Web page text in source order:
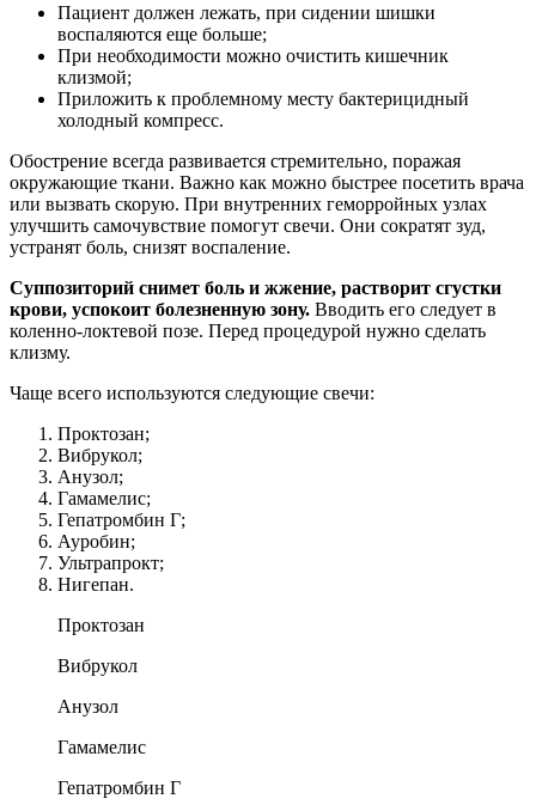
Пациент должен лежать, при сидении шишки
воспаляются еще больше;
При необходимости можно очистить кишечник
клизмой;
Приложить к проблемному месту бактерицидный
холодный компресс.
Обострение всегда развивается стремительно, поражая
окружающие ткани. Важно как можно быстрее посетить врача
или вызвать скорую. При внутренних геморройных узлах
улучшить самочувствие помогут свечи. Они сократят зуд,
устранят боль, снизят воспаление.
Суппозиторий снимет боль и жжение, растворит сгустки
крови, успокоит болезненную зону. Вводить его следует в
коленно-локтевой позе. Перед процедурой нужно сделать
клизму.
Чаще всего используются следующие свечи:
Проктозан;
Вибрукол;
Анузол;
Гамамелис;
Гепатромбин Г;
Ауробин;
Ультрапрокт;
Нигепан.
Проктозан
Вибрукол
Анузол
Гамамелис
Гепатромбин Г